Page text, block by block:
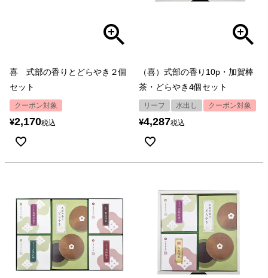
喜 式部の香りとどらやき２個
セット
クーポン対象
¥2,170税込
（喜）式部の香り10p・加賀棒
茶・どらやき4個セット
リーフ 水出し クーポン対象
¥4,287税込